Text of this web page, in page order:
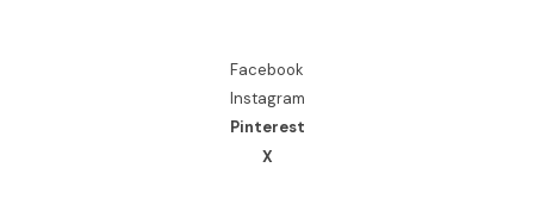
Facebook
Instagram
Pinterest
X